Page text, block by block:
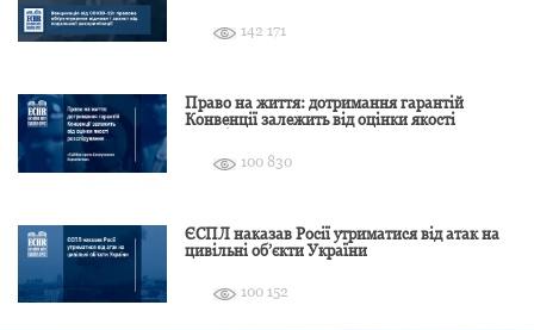
142 171
Право на життя: дотримання гарантій
Конвенції залежить від оцінки якості
100 830
ЄСПЛ наказав Росії утриматися від атак на
цивільні об’єкти України
100 152